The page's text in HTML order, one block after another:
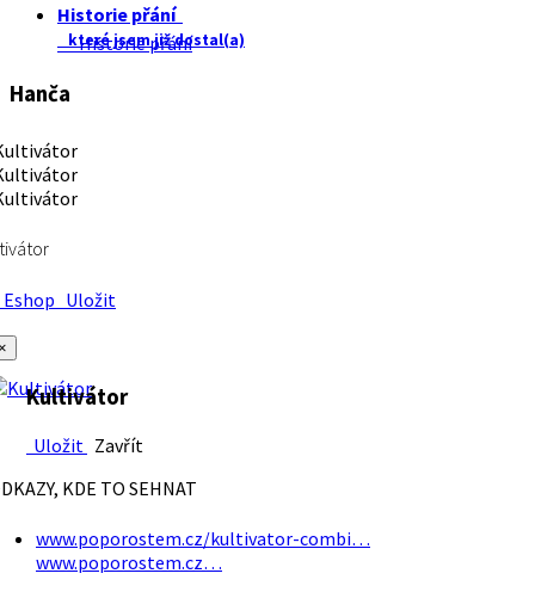
Historie přání
které jsem již dostal(a)
Historie přání
Hanča
Uložit
Kultivátor
Uložit Zavřít
KDE TO SEHNAT
www.poporostem.cz/kultivator-combi…
www.poporostem.cz…